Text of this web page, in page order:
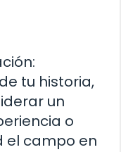
tu historia,
un
o
el campo en